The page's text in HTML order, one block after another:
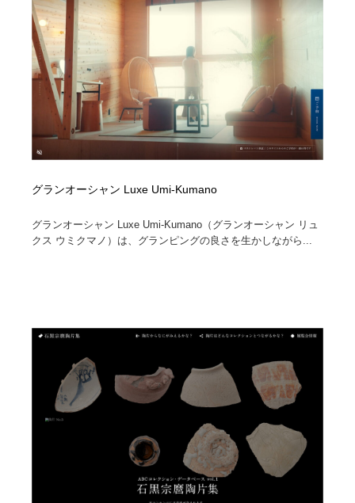
グランオーシャン Luxe Umi-Kumano
グランオーシャン Luxe Umi-Kumano（グランオーシャン リュ
クス ウミクマノ）は、グランピングの良さを生かしながら...